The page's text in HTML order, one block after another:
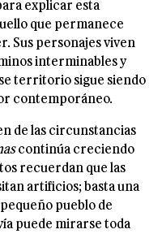
explicar esta
que permanece
Sus personajes viven
interminables y
territorio sigue siendo
contemporáneo.
de las circunstancias
continúa creciendo
recuerdan que las
artificios; basta una
pueblo de
puede mirarse toda